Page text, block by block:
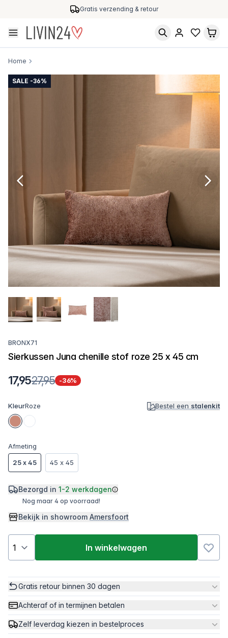
Gratis verzending & retour
Home
SALE -36%
BRONX71
Sierkussen Juna chenille stof roze 25 x 45 cm
17,9527,95 -36%
KleurRoze Bestel een stalenkit
Afmeting
25 x 45
45 x 45
Bezorgd in 1-2 werkdagen
Nog maar 4 op voorraad!
Bekijk in showroom Amersfoort
In winkelwagen
Gratis retour binnen 30 dagen
Achteraf of in termijnen betalen
Zelf leverdag kiezen in bestelproces